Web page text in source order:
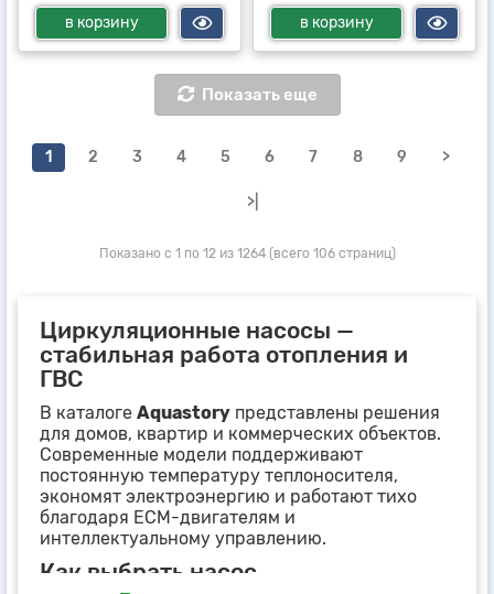
в корзину в корзину
Показать еще
1 2 3 4 5 6 7 8 9 >
>|
Показано с 1 по 12 из 1264 (всего 106 страниц)
Циркуляционные насосы —
стабильная работа отопления и
ГВС
В каталоге Aquastory представлены решения
для домов, квартир и коммерческих объектов.
Современные модели поддерживают
постоянную температуру теплоносителя,
экономят электроэнергию и работают тихо
благодаря ECM-двигателям и
интеллектуальному управлению.
Как выбрать насос